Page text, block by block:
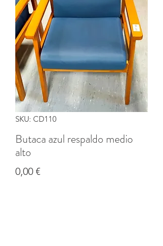
SKU: CD110
Butaca azul respaldo medio
alto
0,00 €Precio